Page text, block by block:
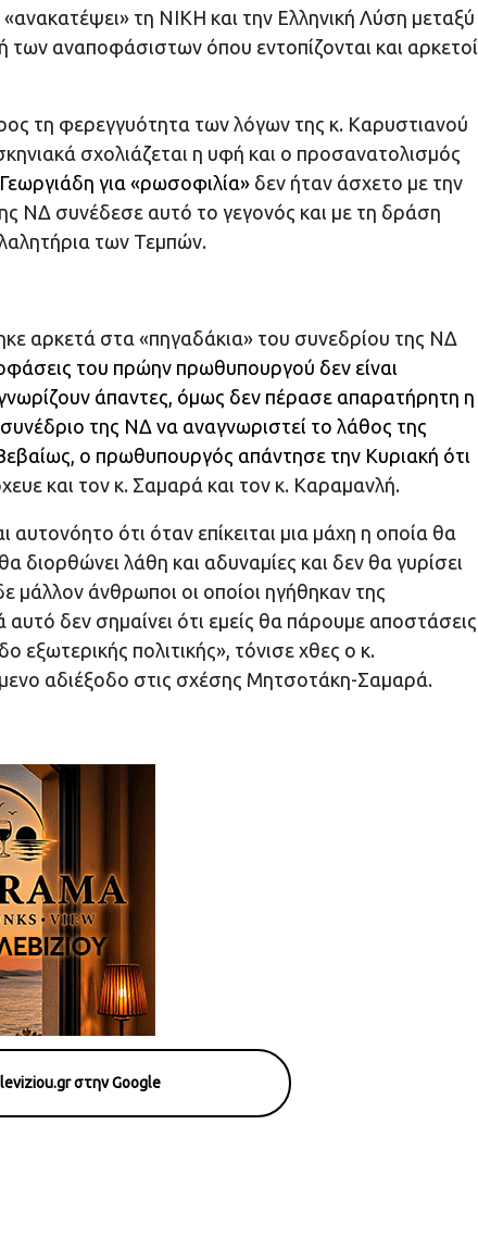
τη ΝΙΚΗ και την Ελληνική Λύση μεταξύ
αναποφάσιστων όπου εντοπίζονται και αρκετοί
τη φερεγγυότητα των λόγων της κ. Καρυστιανού
σχολιάζεται η υφή και ο προσανατολισμός
για «ρωσοφιλία» δεν ήταν άσχετο με την
ΝΔ συνέδεσε αυτό το γεγονός και με τη δράση
των Τεμπών.
αρκετά στα «πηγαδάκια» του συνεδρίου της ΝΔ
του πρώην πρωθυπουργού δεν είναι
άπαντες, όμως δεν πέρασε απαρατήρητη η
της ΝΔ να αναγνωριστεί το λάθος της
ο πρωθυπουργός απάντησε την Κυριακή ότι
και τον κ. Σαμαρά και τον κ. Καραμανλή.
αυτονόητο ότι όταν επίκειται μια μάχη η οποία θα
διορθώνει λάθη και αδυναμίες και δεν θα γυρίσει
μάλλον άνθρωποι οι οποίοι ηγήθηκαν της
δεν σημαίνει ότι εμείς θα πάρουμε αποστάσεις
εξωτερικής πολιτικής», τόνισε χθες ο κ.
αδιέξοδο στις σχέσης Μητσοτάκη-Σαμαρά.
στην Google